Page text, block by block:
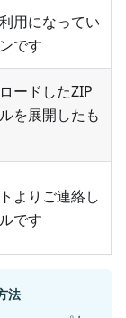
用になってい
です
ードしたZIP
を展開したも
よりご連絡し
です
法